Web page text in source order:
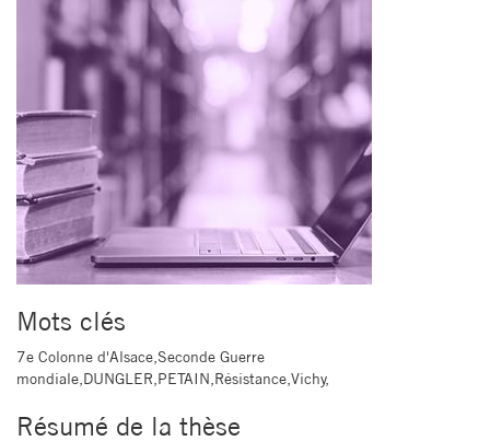
Mots clés
7e Colonne d'Alsace,Seconde Guerre
mondiale,DUNGLER,PETAIN,Résistance,Vichy,
Résumé de la thèse